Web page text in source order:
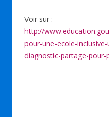
Voir sur :
http://
pour-une-ecole-
diagnostic-partage-pour-